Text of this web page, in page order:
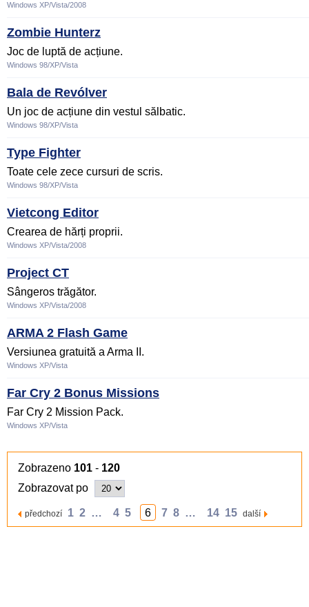
Windows XP/Vista/2008
Zombie Hunterz
Joc de luptă de acțiune.
Windows 98/XP/Vista
Bala de Revólver
Un joc de acțiune din vestul sălbatic.
Windows 98/XP/Vista
Type Fighter
Toate cele zece cursuri de scris.
Windows 98/XP/Vista
Vietcong Editor
Crearea de hărți proprii.
Windows XP/Vista/2008
Project CT
Sângeros trăgător.
Windows XP/Vista/2008
ARMA 2 Flash Game
Versiunea gratuită a Arma II.
Windows XP/Vista
Far Cry 2 Bonus Missions
Far Cry 2 Mission Pack.
Windows XP/Vista
Zobrazeno 101 - 120
Zobrazovat po
předchozí 1 2 … 4 5 6 7 8 … 14 15 další